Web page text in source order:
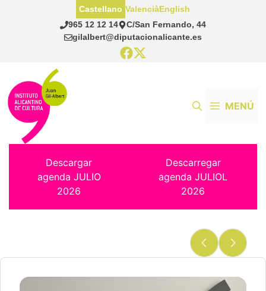
965 12 12 14
C/San Fernando, 44
gilalbert@diputacionalicante.es
Castellano ValenciàEnglish
MENÚ
Descargar
agenda JULIO
2026
Descarregar
agenda JULIOL
2026